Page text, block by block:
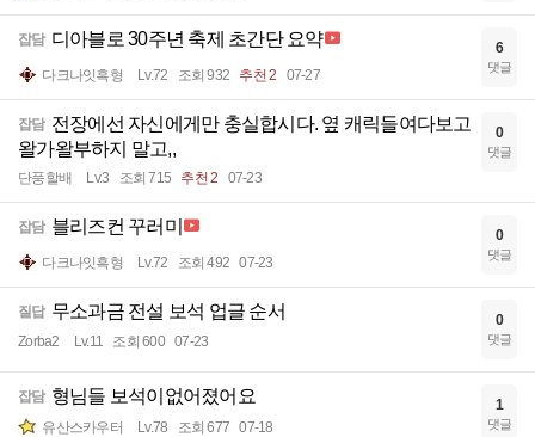
잡담 디아블로 30주년 축제 초간단 요약
다크나잇흑형 Lv.72 조회 932 추천 2 07-27
6
댓글
잡담 전장에선 자신에게만 충실합시다. 옆 캐릭들여다보고
왈가왈부하지 말고,,
단풍할배 Lv.3 조회 715 추천 2 07-23
0
댓글
잡담 블리즈컨 꾸러미
다크나잇흑형 Lv.72 조회 492 07-23
0
댓글
질답 무소과금 전설 보석 업글 순서
Zorba2 Lv.11 조회 600 07-23
0
댓글
잡담 형님들 보석이없어졌어요
유산스카우터 Lv.78 조회 677 07-18
1
댓글